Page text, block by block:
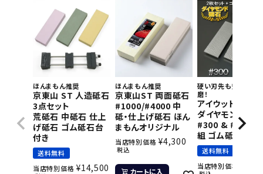
ほんまもん推奨
京東山 ST 人造砥石
3点セット
荒砥石 中砥石 仕上
げ砥石 ゴム砥石台
付き
送料無料
当店特別価格 ¥14,500
ほんまもん推奨
京東山ST 両面砥石
#1000/#4000 中
砥・仕上げ砥石 ほん
まもんオリジナル
当店特別価格 ¥4,300
税込
カートに入
硬い刃先も短時間で
磨！
アイウッド 片面
ダイヤモンド砥石
#300 & #800 2
組 ゴム砥石台付
送料無料
当店特別価格